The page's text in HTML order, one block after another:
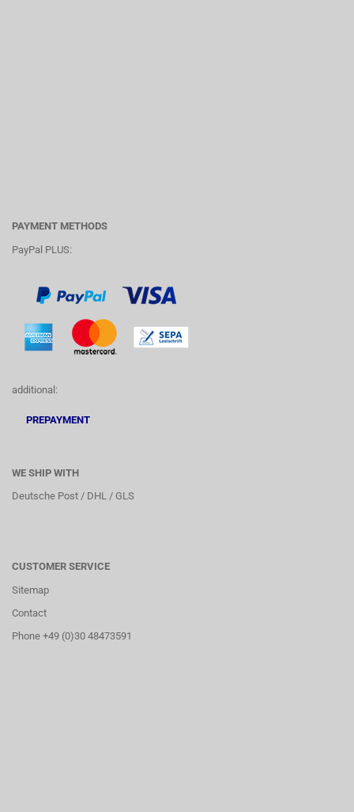
PAYMENT METHODS
PayPal PLUS:
additional:
PREPAYMENT
WE SHIP WITH
Deutsche Post / DHL / GLS
CUSTOMER SERVICE
Sitemap
Contact
Phone +49 (0)30 48473591